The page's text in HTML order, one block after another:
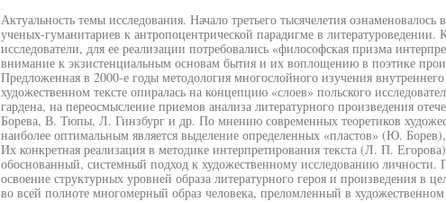
Актуальность темы исследования. Начало третьего тысячелетия
ученых-гуманитариев к антропоцентрической парадигме в литературоведении.
исследователи, для ее реализации потребовались «философская призма
внимание к экзистенциальным основам бытия и их воплощению в поэтике
Предложенная в 2000-е годы методология многослойного изучения
художественном тексте опиралась на концепцию «слоев» польского
гардена, на переосмысление приемов анализа литературного произведения
Борева, В. Тюпы, Л. Гинзбург и др. По мнению современных теоретиков
наиболее оптимальным является выделение определенных «пластов» (Ю.
Их конкретная реализация в методике интерпретирования текста (Л. П.
обоснованный, системный подход к художественному исследованию личности.
освоение структурных уровней образа литературного героя и произведения в
во всей полноте многомерный образ человека, преломленный в художественном